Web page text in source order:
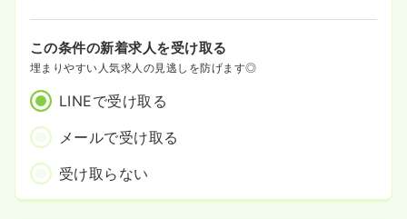
この条件の新着求人を受け取る
埋まりやすい人気求人の見逃しを防げます◎
LINEで受け取る
メールで受け取る
受け取らない